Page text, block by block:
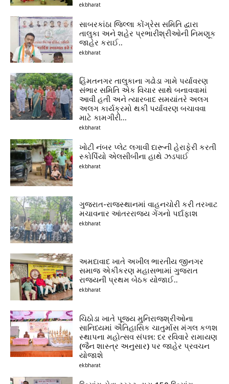
ekbharat
સાબરકાંઠા જિલ્લા કોંગ્રેસ સમિતિ દ્વારા
તાલુકા અને શહેર પ્રભારીશ્રીઓની નિમણૂક
જાહેર કરાઈ..
ekbharat
હિંમતનગર તાલુકાના ગઢોડા ગામે પર્યાવરણ
સંભાર સમિતિ એક વિચાર સાથે બનાવવામાં
આવી હતી અને ત્યારબાદ સમયાંતરે અલગ
અલગ કાર્યક્રમો થકી પર્યાવરણ બચાવવા
માટે કામગીરી...
ekbharat
ખોટી નંબર પ્લેટ લગાવી દારૂની હેરાફેરી કરતી
સ્કોર્પિયો એલસીબીના હાથે ઝડપાઈ
ekbharat
ગુજરાત-રાજસ્થાનમાં વાહનચોરી કરી તરખાટ
મચાવનાર આંતરરાજ્ય ગેંગનો પર્દાફાશ
ekbharat
અમદાવાદ ખાતે અખીલ ભારતીય જીનગર
સમાજ એકીકરણ મહાસભામાં ગુજરાત
રાજ્યની પ્રથમ બેઠક યોજાઈ..
ekbharat
ચિઠોડા ખાતે પૂજ્ય મુનિરાજશ્રીઓના
સાનિધ્યમાં ઐતિહાસિક ચાતુર્માસ મંગલ કળશ
સ્થાપના મહોત્સવ સંપન્ન: દર રવિવારે રામાયણ
(જૈન શાસ્ત્ર અનુસાર) પર જાહેર પ્રવચન
યોજાશે
ekbharat